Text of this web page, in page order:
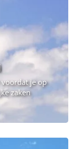
je op
zaken